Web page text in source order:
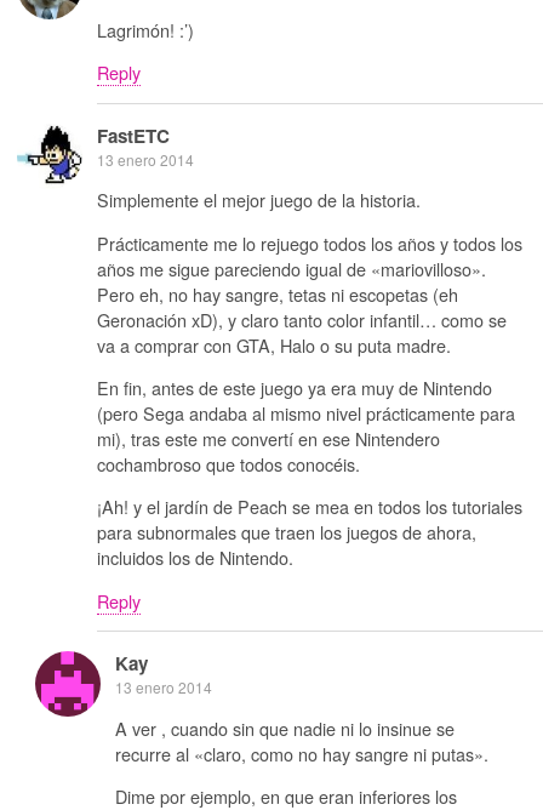
Lagrimón! :’)
Reply
FastETC
13 enero 2014
Simplemente el mejor juego de la historia.
Prácticamente me lo rejuego todos los años y todos los
años me sigue pareciendo igual de «mariovilloso».
Pero eh, no hay sangre, tetas ni escopetas (eh
Geronación xD), y claro tanto color infantil… como se
va a comprar con GTA, Halo o su puta madre.
En fin, antes de este juego ya era muy de Nintendo
(pero Sega andaba al mismo nivel prácticamente para
mi), tras este me convertí en ese Nintendero
cochambroso que todos conocéis.
¡Ah! y el jardín de Peach se mea en todos los tutoriales
para subnormales que traen los juegos de ahora,
incluidos los de Nintendo.
Reply
Kay
13 enero 2014
A ver , cuando sin que nadie ni lo insinue se
recurre al «claro, como no hay sangre ni putas».
Dime por ejemplo, en que eran inferiores los